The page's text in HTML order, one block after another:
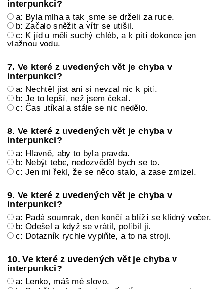
interpunkci?
a: Byla mlha a tak jsme se drželi za ruce.
b: Začalo sněžit a vítr se utišil.
c: K jídlu měli suchý chléb, a k pití dokonce jen
vlažnou vodu.
7. Ve které z uvedených vět je chyba v
interpunkci?
a: Nechtěl jíst ani si nevzal nic k pití.
b: Je to lepší, než jsem čekal.
c: Čas utíkal a stále se nic nedělo.
8. Ve které z uvedených vět je chyba v
interpunkci?
a: Hlavně, aby to byla pravda.
b: Nebýt tebe, nedozvěděl bych se to.
c: Jen mi řekl, že se něco stalo, a zase zmizel.
9. Ve které z uvedených vět je chyba v
interpunkci?
a: Padá soumrak, den končí a blíží se klidný večer.
b: Odešel a když se vrátil, políbil ji.
c: Dotazník rychle vyplňte, a to na stroji.
10. Ve které z uvedených vět je chyba v
interpunkci?
a: Lenko, máš mé slovo.